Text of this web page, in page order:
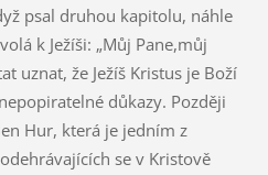
psal druhou kapitolu, náhle
k Ježíši: „Můj Pane,můj
uznat, že Ježíš Kristus je Boží
důkazy. Později
Hur, která je jedním z
se v Kristově